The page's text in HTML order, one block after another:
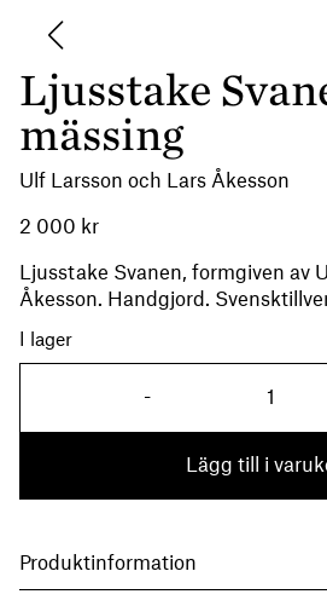
Ljusstake
mässing
Ulf Larsson och Lars Åkesson
2 000 kr
Ljusstake Svanen, formgiven av
Åkesson. Handgjord.
I lager
-
Lägg till i
Produktinformation